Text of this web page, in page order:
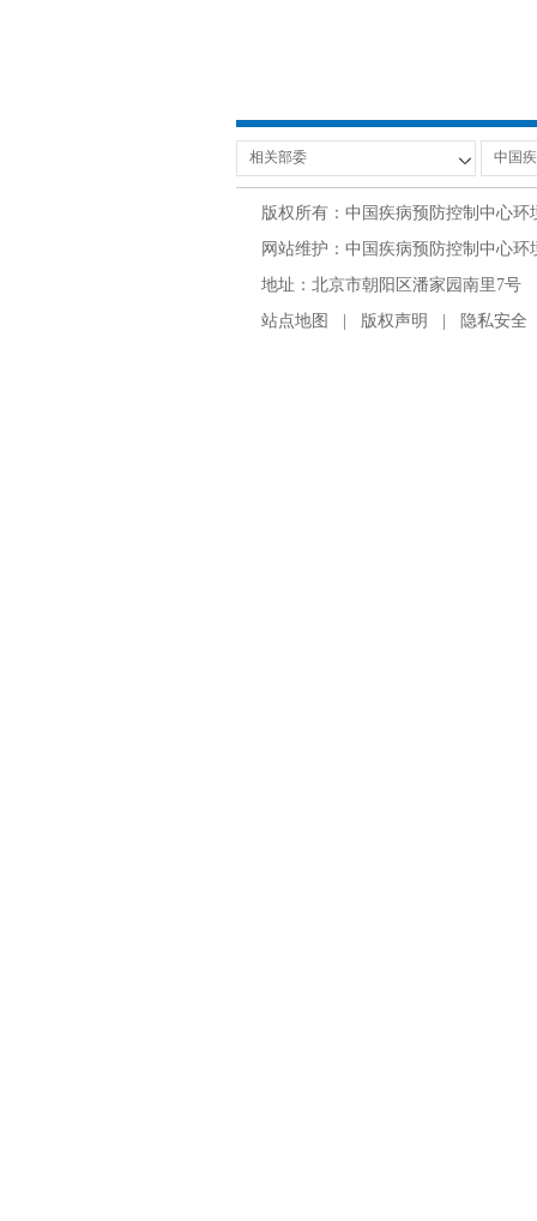
版权所有：中国疾病预防控制中心环
网站维护：中国疾病预防控制中心
地址：北京市朝阳区潘家园南里7号
站点地图
版权声明 隐私安全